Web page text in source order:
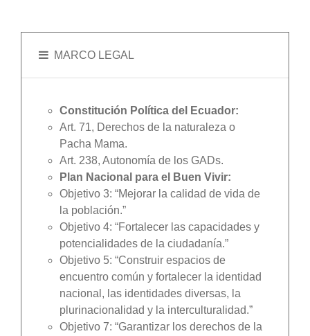
MARCO LEGAL
Constitución Política del Ecuador:
Art. 71, Derechos de la naturaleza o
Pacha Mama.
Art. 238, Autonomía de los GADs.
Plan Nacional para el Buen Vivir:
Objetivo 3: “Mejorar la calidad de vida de
la población.”
Objetivo 4: “Fortalecer las capacidades y
potencialidades de la ciudadanía.”
Objetivo 5: “Construir espacios de
encuentro común y fortalecer la identidad
nacional, las identidades diversas, la
plurinacionalidad y la interculturalidad.”
Objetivo 7: “Garantizar los derechos de la